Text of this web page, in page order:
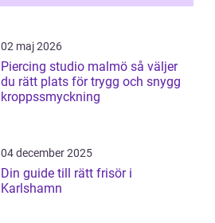
02 maj 2026
Piercing studio malmö så väljer
du rätt plats för trygg och snygg
kroppssmyckning
04 december 2025
Din guide till rätt frisör i
Karlshamn